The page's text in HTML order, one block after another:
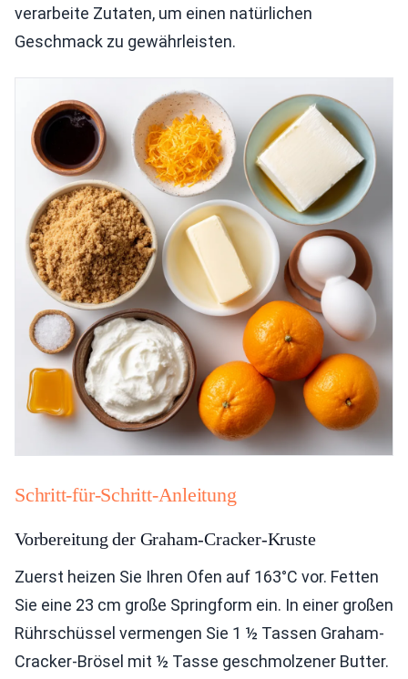
verarbeite Zutaten, um einen natürlichen
Geschmack zu gewährleisten.
Schritt-für-Schritt-Anleitung
Vorbereitung der Graham-Cracker-Kruste
Zuerst heizen Sie Ihren Ofen auf 163°C vor. Fetten
Sie eine 23 cm große Springform ein. In einer großen
Rührschüssel vermengen Sie 1 ½ Tassen Graham-
Cracker-Brösel mit ½ Tasse geschmolzener Butter.